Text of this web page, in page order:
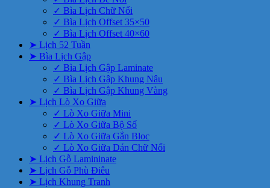
✓ Bìa Lịch Chữ Nổi
✓ Bìa Lịch Offset 35×50
✓ Bìa Lịch Offset 40×60
➤ Lịch 52 Tuần
➤ Bìa Lịch Gập
✓ Bìa Lịch Gập Laminate
✓ Bìa Lịch Gập Khung Nâu
✓ Bìa Lịch Gập Khung Vàng
➤ Lịch Lò Xo Giữa
✓ Lò Xo Giữa Mini
✓ Lò Xo Giữa Bộ Số
✓ Lò Xo Giữa Gắn Bloc
✓ Lò Xo Giữa Dán Chữ Nổi
➤ Lịch Gỗ Lamininate
➤ Lịch Gỗ Phù Điêu
➤ Lịch Khung Tranh